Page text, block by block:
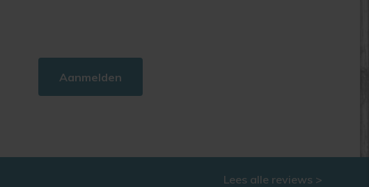
Aanmelden
Lees alle reviews >